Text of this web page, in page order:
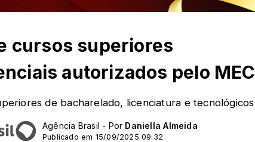
cursos superiores
autorizados pelo MEC
de bacharelado, licenciatura e tecnológicos
Agência Brasil - Por Daniella Almeida
Publicado em 15/09/2025 09:32